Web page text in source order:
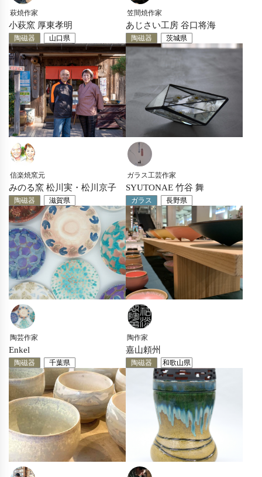
萩焼作家
小萩窯 厚東孝明
陶磁器 山口県
笠間焼作家
あじさい工房 谷口将海
陶磁器 茨城県
信楽焼窯元
みのる窯 松川実・松川京子
陶磁器 滋賀県
ガラス工芸作家
SYUTONAE 竹谷 舞
ガラス 長野県
陶芸作家
Enkel
陶磁器 千葉県
陶作家
嘉山頼州
陶磁器 和歌山県